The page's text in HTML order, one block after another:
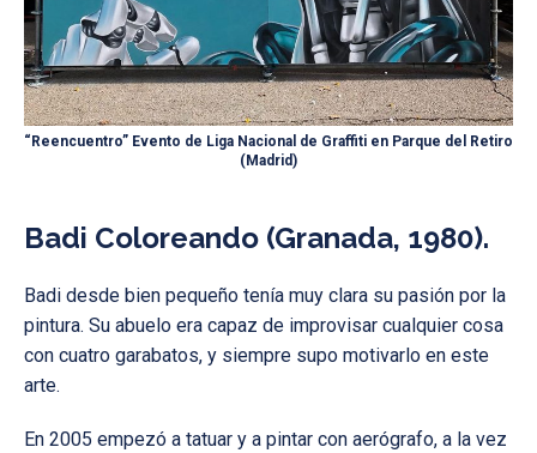
“Reencuentro” Evento de Liga Nacional de Graffiti en Parque del Retiro
(Madrid)
Badi Coloreando (Granada, 1980).
Badi desde bien pequeño tenía muy clara su pasión por la
pintura. Su abuelo era capaz de improvisar cualquier cosa
con cuatro garabatos, y siempre supo motivarlo en este
arte.
En 2005 empezó a tatuar y a pintar con aerógrafo, a la vez